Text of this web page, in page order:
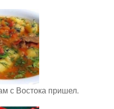
с Востока пришел.